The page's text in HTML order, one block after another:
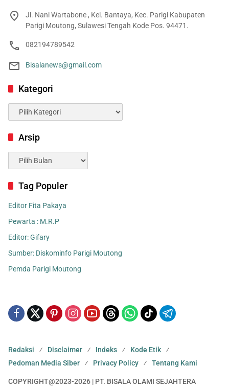
Jl. Nani Wartabone , Kel. Bantaya, Kec. Parigi Kabupaten
Parigi Moutong, Sulawesi Tengah Kode Pos. 94471.
082194789542
Bisalanews@gmail.com
Kategori
Kategori
Arsip
Arsip
Tag Populer
Editor Fita Pakaya
Pewarta : M.R.P
Editor: Gifary
Sumber: Diskominfo Parigi Moutong
Pemda Parigi Moutong
Redaksi Disclaimer Indeks
Kode Etik
Pedoman Media Siber
Privacy Policy Tentang Kami
COPYRIGHT@2023-2026 | PT. BISALA OLAMI SEJAHTERA